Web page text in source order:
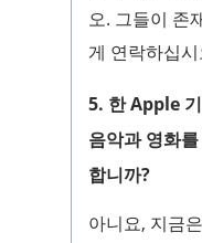
오. 그들이 존
게 연락하십시
5. 한 Apple
음악과 영화
합니까?
아니요, 지금